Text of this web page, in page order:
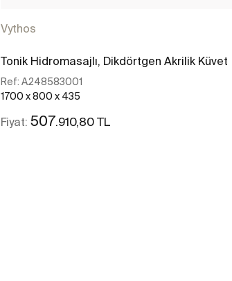
Vythos
Tonik Hidromasajlı, Dikdörtgen Akrilik Küvet
Ref: A248583001
1700 x 800 x 435
Fiyat: 507 .910,80 TL